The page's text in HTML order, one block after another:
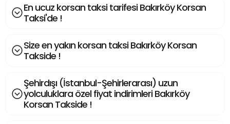
En ucuz korsan taksi tarifesi Bakırköy Korsan
Taksi'de !
Size en yakın korsan taksi Bakırköy Korsan
Takside !
Şehirdışı (İstanbul-Şehirlerarası) uzun
yolculuklara özel fiyat indirimleri Bakırköy
Korsan Takside !